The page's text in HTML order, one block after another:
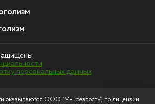
персональных данных
оказываются ООО "М-Трезвость", по лицензии